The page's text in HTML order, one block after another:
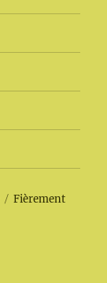
Fièrement